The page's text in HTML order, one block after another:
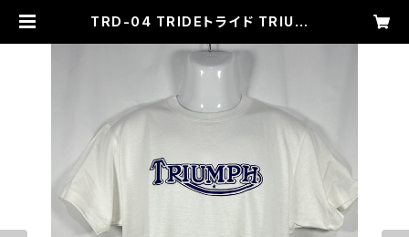
TRD-04 TRIDEトライド TRIUMP
| MOTORHEADZ